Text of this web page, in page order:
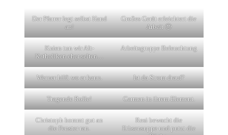
Der Pfarrer legt selbst Hand
an!
Großes Gerät erleichtert die
Arbeit 🙂
Knien tun wir Alt-
Katholiken eher selten…
Arbeitsgruppe Beleuchtung
Werner hilft wo er kann. Ist da Strom drauf?
Tragende Rolle! Carmen in ihrem Element.
Christoph kommt gut an
die Fenster ran.
Resi bewacht die
Erbsensuppe und putzt die